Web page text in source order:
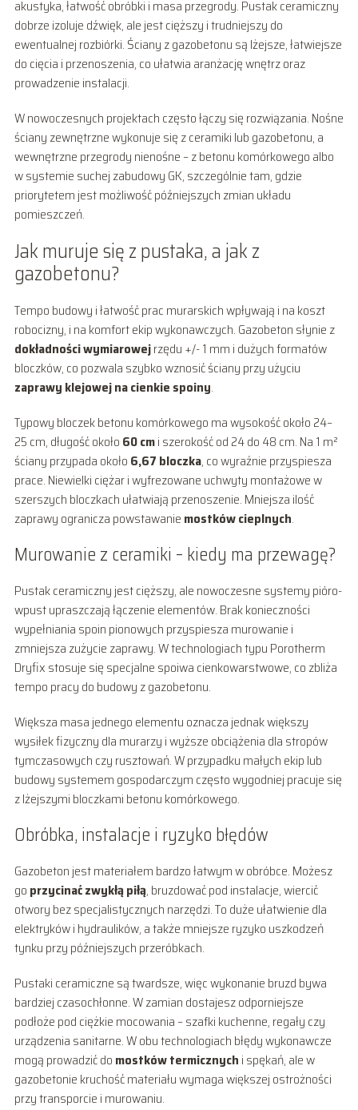
akustyka, łatwość obróbki i masa przegrody. Pustak ceramiczny
dobrze izoluje dźwięk, ale jest cięższy i trudniejszy do
ewentualnej rozbiórki. Ściany z gazobetonu są lżejsze, łatwiejsze
do cięcia i przenoszenia, co ułatwia aranżację wnętrz oraz
prowadzenie instalacji.
W nowoczesnych projektach często łączy się rozwiązania. Nośne
ściany zewnętrzne wykonuje się z ceramiki lub gazobetonu, a
wewnętrzne przegrody nienośne – z betonu komórkowego albo
w systemie suchej zabudowy GK, szczególnie tam, gdzie
priorytetem jest możliwość późniejszych zmian układu
pomieszczeń.
Jak muruje się z pustaka, a jak z
gazobetonu?
Tempo budowy i łatwość prac murarskich wpływają i na koszt
robocizny, i na komfort ekip wykonawczych. Gazobeton słynie z
dokładności wymiarowejrzędu +/- 1 mm i dużych formatów
bloczków, co pozwala szybko wznosić ściany przy użyciu
zaprawy klejowej na cienkie spoiny.
Typowy bloczek betonu komórkowego ma wysokość około 24–
25 cm, długość około 60 cmi szerokość od 24 do 48 cm. Na 1 m²
ściany przypada około 6,67 bloczka, co wyraźnie przyspiesza
prace. Niewielki ciężar i wyfrezowane uchwyty montażowe w
szerszych bloczkach ułatwiają przenoszenie. Mniejsza ilość
zaprawy ogranicza powstawanie mostków cieplnych.
Murowanie z ceramiki – kiedy ma przewagę?
Pustak ceramiczny jest cięższy, ale nowoczesne systemy pióro-
wpust upraszczają łączenie elementów. Brak konieczności
wypełniania spoin pionowych przyspiesza murowanie i
zmniejsza zużycie zaprawy. W technologiach typu Porotherm
Dryfix stosuje się specjalne spoiwa cienkowarstwowe, co zbliża
tempo pracy do budowy z gazobetonu.
Większa masa jednego elementu oznacza jednak większy
wysiłek fizyczny dla murarzy i wyższe obciążenia dla stropów
tymczasowych czy rusztowań. W przypadku małych ekip lub
budowy systemem gospodarczym często wygodniej pracuje się
z lżejszymi bloczkami betonu komórkowego.
Obróbka, instalacje i ryzyko błędów
Gazobeton jest materiałem bardzo łatwym w obróbce. Możesz
go przycinać zwykłą piłą, bruzdować pod instalacje, wiercić
otwory bez specjalistycznych narzędzi. To duże ułatwienie dla
elektryków i hydraulików, a także mniejsze ryzyko uszkodzeń
tynku przy późniejszych przeróbkach.
Pustaki ceramiczne są twardsze, więc wykonanie bruzd bywa
bardziej czasochłonne. W zamian dostajesz odporniejsze
podłoże pod ciężkie mocowania – szafki kuchenne, regały czy
urządzenia sanitarne. W obu technologiach błędy wykonawcze
mogą prowadzić do mostków termicznych i spękań, ale w
gazobetonie kruchość materiału wymaga większej ostrożności
przy transporcie i murowaniu.